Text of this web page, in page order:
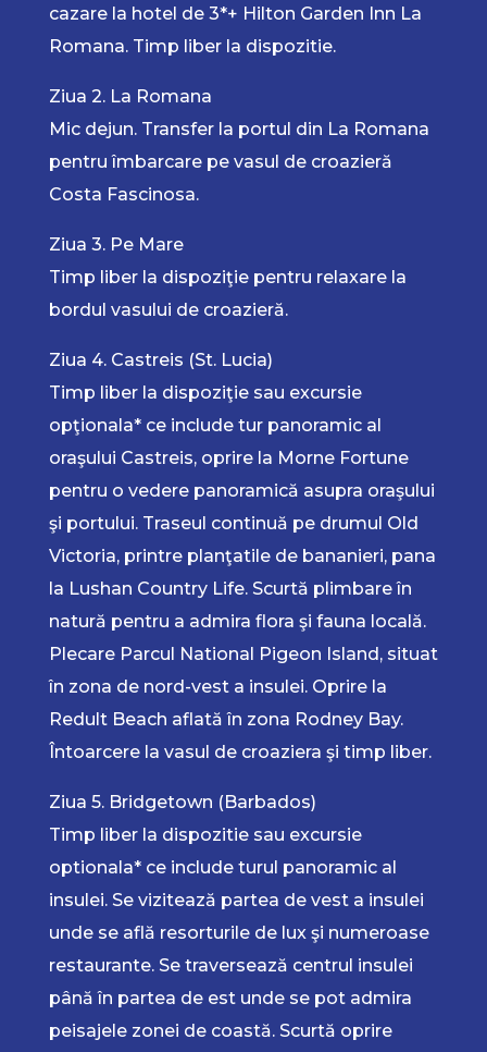
cazare la hotel de 3*+ Hilton Garden Inn La
Romana. Timp liber la dispozitie.
Ziua 2. La Romana
Mic dejun. Transfer la portul din La Romana
pentru îmbarcare pe vasul de croazieră
Costa Fascinosa.
Ziua 3. Pe Mare
Timp liber la dispoziţie pentru relaxare la
bordul vasului de croazieră.
Ziua 4. Castreis (St. Lucia)
Timp liber la dispoziţie sau excursie
opţionala* ce include tur panoramic al
oraşului Castreis, oprire la Morne Fortune
pentru o vedere panoramică asupra oraşului
şi portului. Traseul continuă pe drumul Old
Victoria, printre planţatile de bananieri, pana
la Lushan Country Life. Scurtă plimbare în
natură pentru a admira flora şi fauna locală.
Plecare Parcul National Pigeon Island, situat
în zona de nord-vest a insulei. Oprire la
Redult Beach aflată în zona Rodney Bay.
Întoarcere la vasul de croaziera şi timp liber.
Ziua 5. Bridgetown (Barbados)
Timp liber la dispozitie sau excursie
optionala* ce include turul panoramic al
insulei. Se vizitează partea de vest a insulei
unde se află resorturile de lux şi numeroase
restaurante. Se traversează centrul insulei
până în partea de est unde se pot admira
peisajele zonei de coastă. Scurtă oprire